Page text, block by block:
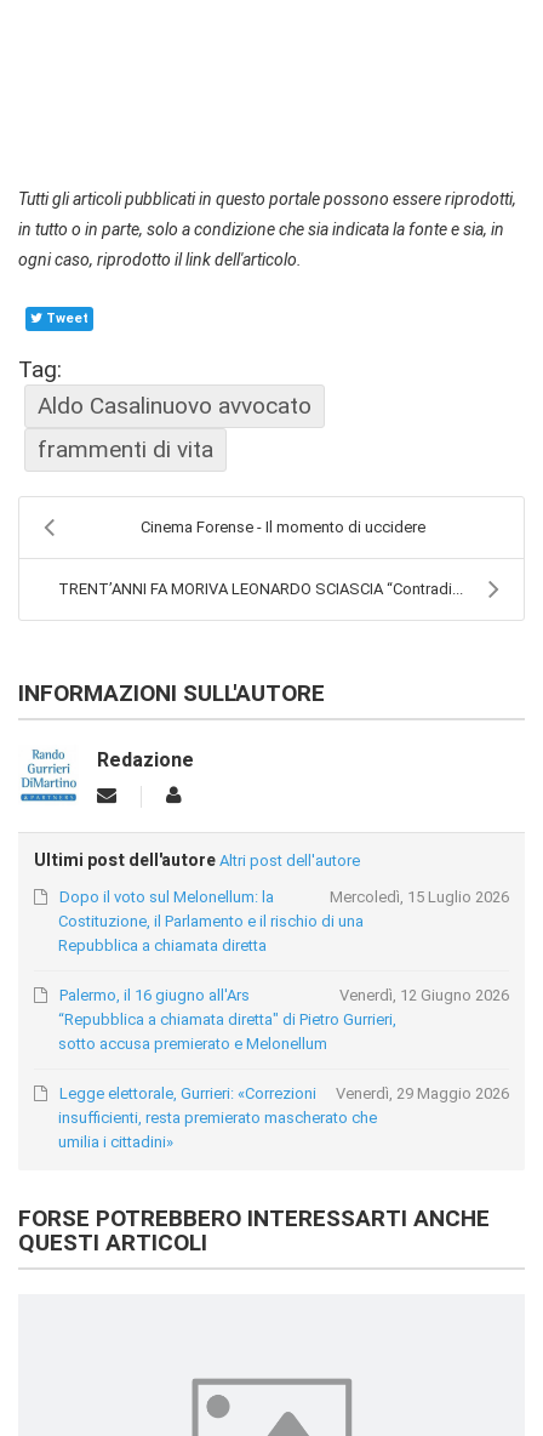
Tutti gli articoli pubblicati in questo portale possono essere riprodotti,
in tutto o in parte, solo a condizione che sia indicata la fonte e sia, in
ogni caso, riprodotto il link dell'articolo.
Tweet
Tag:
Aldo Casalinuovo avvocato
frammenti di vita
Cinema Forense - Il momento di uccidere
TRENT’ANNI FA MORIVA LEONARDO SCIASCIA “Contradi...
INFORMAZIONI SULL'AUTORE
Redazione
Ultimi post dell'autore Altri post dell'autore
Mercoledì, 15 Luglio 2026
Dopo il voto sul Melonellum: la
Costituzione, il Parlamento e il rischio di una
Repubblica a chiamata diretta
Venerdì, 12 Giugno 2026
Palermo, il 16 giugno all'Ars
“Repubblica a chiamata diretta" di Pietro Gurrieri,
sotto accusa premierato e Melonellum
Venerdì, 29 Maggio 2026
Legge elettorale, Gurrieri: «Correzioni
insufficienti, resta premierato mascherato che
umilia i cittadini»
FORSE POTREBBERO INTERESSARTI ANCHE
QUESTI ARTICOLI